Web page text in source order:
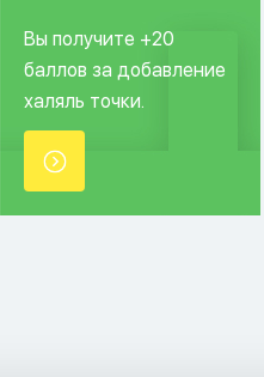
Вы получите +20
баллов за добавление
халяль точки.